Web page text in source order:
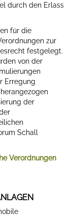
durch den Erlass
für die
zur
festgelegt.
von der
Erregung
der
Schall
Verordnungen